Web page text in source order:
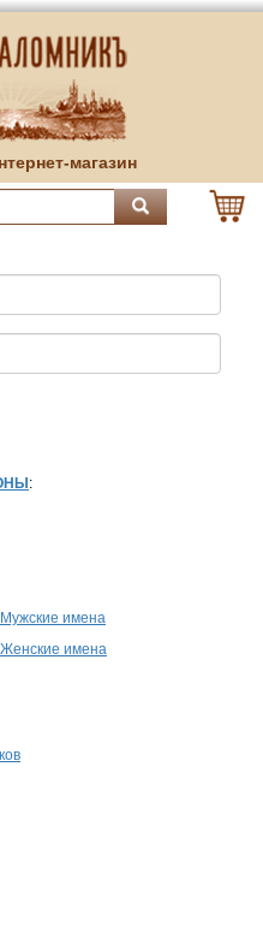
магазин
:
имена
имена